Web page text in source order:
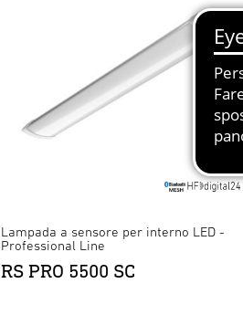
Lampada a sensore per interno LED -
Professional Line
RS PRO 5500 SC